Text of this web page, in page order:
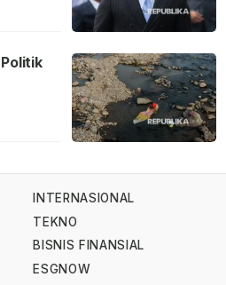
INTERNASIONAL
TEKNO
BISNIS FINANSIAL
ESGNOW